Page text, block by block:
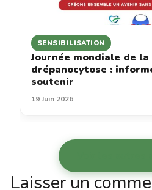
SENSIBILISATION
Journée mondiale de la
drépanocytose :
soutenir
19 Juin 2026
Laisser un